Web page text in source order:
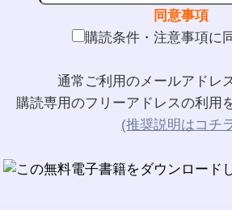
同意事項
購読条件・注意事項に
通常ご利用のメールアドレ
購読専用のフリーアドレスの利用
(推奨説明はコチ